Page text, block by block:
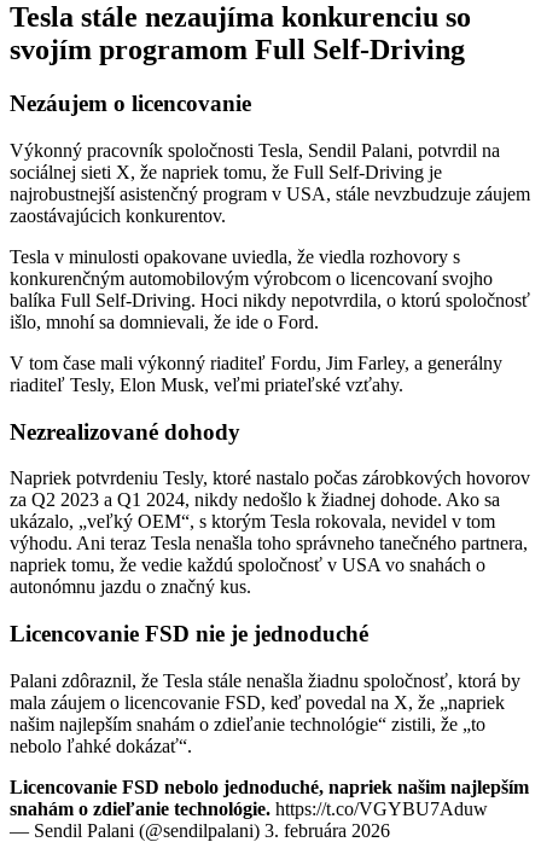
Tesla stále nezaujíma konkurenciu so
svojím programom Full Self-Driving
Nezáujem o licencovanie
Výkonný pracovník spoločnosti Tesla, Sendil Palani, potvrdil na
sociálnej sieti X, že napriek tomu, že Full Self-Driving je
najrobustnejší asistenčný program v USA, stále nevzbudzuje záujem
zaostávajúcich konkurentov.
Tesla v minulosti opakovane uviedla, že viedla rozhovory s
konkurenčným automobilovým výrobcom o licencovaní svojho
balíka Full Self-Driving. Hoci nikdy nepotvrdila, o ktorú spoločnosť
išlo, mnohí sa domnievali, že ide o Ford.
V tom čase mali výkonný riaditeľ Fordu, Jim Farley, a generálny
riaditeľ Tesly, Elon Musk, veľmi priateľské vzťahy.
Nezrealizované dohody
Napriek potvrdeniu Tesly, ktoré nastalo počas zárobkových hovorov
za Q2 2023 a Q1 2024, nikdy nedošlo k žiadnej dohode. Ako sa
ukázalo, „veľký OEM“, s ktorým Tesla rokovala, nevidel v tom
výhodu. Ani teraz Tesla nenašla toho správneho tanečného partnera,
napriek tomu, že vedie každú spoločnosť v USA vo snahách o
autonómnu jazdu o značný kus.
Licencovanie FSD nie je jednoduché
Palani zdôraznil, že Tesla stále nenašla žiadnu spoločnosť, ktorá by
mala záujem o licencovanie FSD, keď povedal na X, že „napriek
našim najlepším snahám o zdieľanie technológie“ zistili, že „to
nebolo ľahké dokázať“.
Licencovanie FSD nebolo jednoduché, napriek našim najlepším
snahám o zdieľanie technológie. https://t.co/VGYBU7Aduw
— Sendil Palani (@sendilpalani) 3. februára 2026